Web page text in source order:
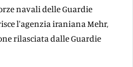
navali delle Guardie
l'agenzia iraniana Mehr,
rilasciata dalle Guardie